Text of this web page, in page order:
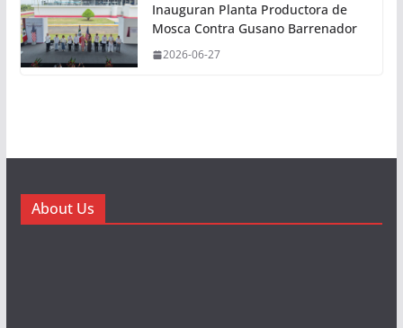
Inauguran Planta Productora de
Mosca Contra Gusano Barrenador
2026-06-27
About Us